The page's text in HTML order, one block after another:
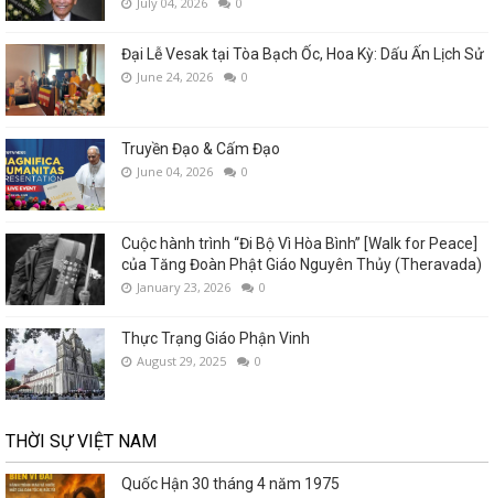
Đại Lễ Vesak tại Tòa Bạch Ốc, Hoa Kỳ: Dấu Ấn Lịch Sử
June 24, 2026 0
Truyền Đạo & Cấm Đạo
June 04, 2026 0
Cuộc hành trình “Đi Bộ Vì Hòa Bình” [Walk for Peace]
của Tăng Đoàn Phật Giáo Nguyên Thủy (Theravada)
January 23, 2026 0
Thực Trạng Giáo Phận Vinh
August 29, 2025 0
THỜI SỰ VIỆT NAM
Quốc Hận 30 tháng 4 năm 1975